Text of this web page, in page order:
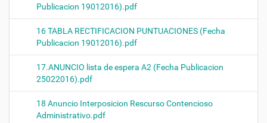
Publicacion 19012016).pdf
16 TABLA RECTIFICACION PUNTUACIONES (Fecha
Publicacion 19012016).pdf
17.ANUNCIO lista de espera A2 (Fecha Publicacion
25022016).pdf
18 Anuncio Interposicion Rescurso Contencioso
Administrativo.pdf